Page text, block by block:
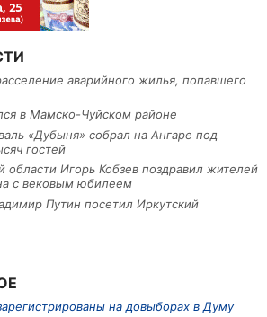
аварийного жилья, попавшего
в Мамско-Чуйском районе
«Дубыня» собрал на Ангаре под
гостей
области Игорь Кобзев поздравил жителей
с вековым юбилеем
Путин посетил Иркутский
на довыборах в Думу